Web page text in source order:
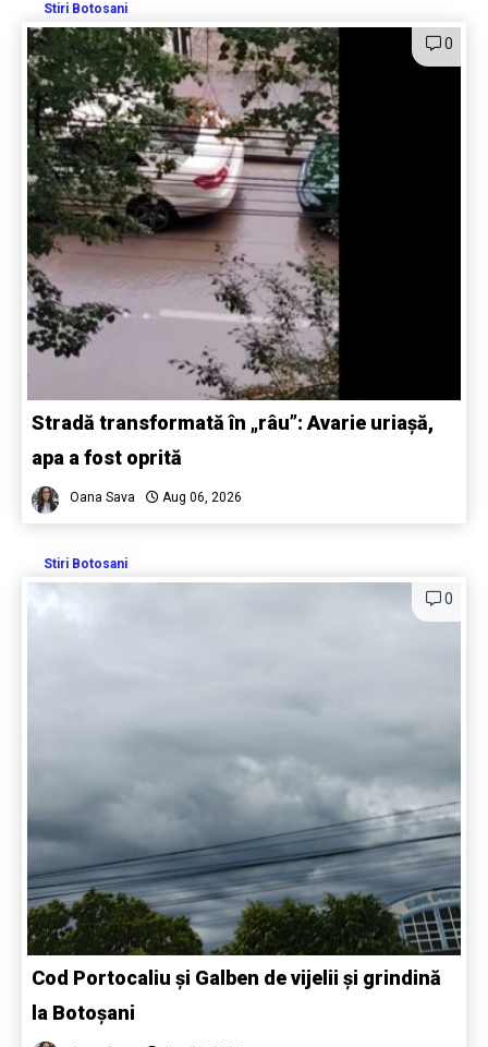
Stiri Botosani
0
Stradă transformată în „râu”: Avarie uriașă,
apa a fost oprită
Oana Sava Aug 06, 2026
Stiri Botosani
0
Cod Portocaliu și Galben de vijelii și grindină
la Botoșani